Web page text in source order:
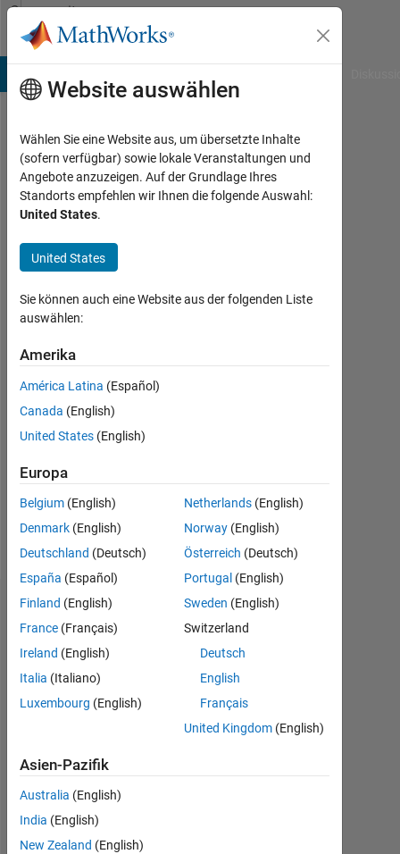
Weiter zum Inhalt
Community
Profile
Dussan
Radonich
Last
fast 5
Jahre
vor
seit
2020
Followers:
0
Follow
Dashboard
Statistik
MATLAB Answers
BEITRÄGE
2
Website auswählen
Wählen Sie eine Website aus, um übersetzte Inhalte
(sofern verfügbar) sowie lokale Veranstaltungen und
Angebote anzuzeigen. Auf der Grundlage Ihres
Standorts empfehlen wir Ihnen die folgende Auswahl:
United States.
United States
Sie können auch eine Website aus der folgenden Liste
auswählen:
Amerika
América Latina (Español)
Canada (English)
United States (English)
Europa
Belgium (English)
Denmark (English)
Deutschland (Deutsch)
España (Español)
Finland (English)
France (Français)
Ireland (English)
Italia (Italiano)
Luxembourg (English)
Netherlands (English)
Norway (English)
Österreich (Deutsch)
Portugal (English)
Sweden (English)
Switzerland
Deutsch
English
Français
United Kingdom (English)
Asien-Pazifik
Australia (English)
India (English)
New Zealand (English)